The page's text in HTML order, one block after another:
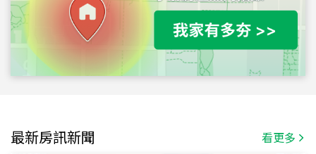
最新房訊新聞 看更多